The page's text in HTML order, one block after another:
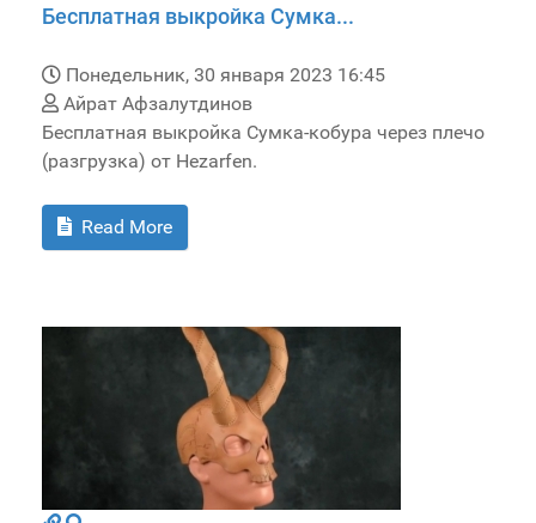
Бесплатная выкройка Сумка...
Понедельник, 30 января 2023 16:45
Айрат Афзалутдинов
Бесплатная выкройка Сумка-кобура через плечо
(разгрузка) от Hezarfen.
Read More